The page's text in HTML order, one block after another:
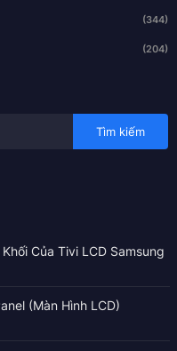
(344)
(204)
Của Tivi LCD Samsung
(Màn Hình LCD)